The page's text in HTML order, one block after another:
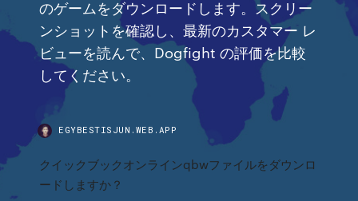
のゲームをダウンロードします。スクリー
ンショットを確認し、最新のカスタマー レ
ビューを読んで、Dogfight の評価を比較
してください。
EGYBESTISJUN.WEB.APP
クイックブックオンラインqbwファイルをダウンロ
ードしますか？